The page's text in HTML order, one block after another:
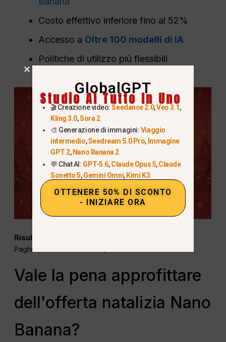
Costo effettivo inferiore fino al 52%
Accesso a Oltre 100 modelli di IA
Politiche di utilizzo più flessibili
Risultato:
Paghi meno e ottieni molte più funzionalità.
Vale la pena approfittare
dell'offerta natalizia Nano
Banana?
GlobalGPT
Studio AI Tutto In Uno
🎬 Creazione video:Seedance 2.0,Veo 3.1,
Kling 3.0,Sora 2
🎨 Generazione di immagini:Viaggio
intermedio,Seedream 5.0 Pro, Immagine
GPT 2, Nano Banana 2
💬 Chat AI: GPT-5.6,Claude Opus 5,Claude
Sonetto 5,Gemini Omni, Kimi K3
OTTENERE 50% DI SCONTO
- INIZIARE ORA